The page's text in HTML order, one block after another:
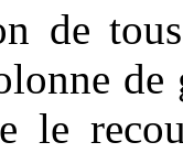
de
le